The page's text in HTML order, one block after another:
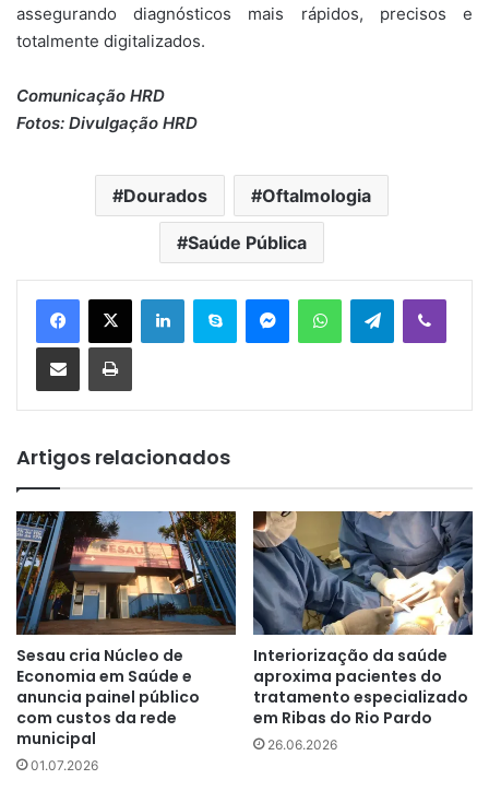
assegurando diagnósticos mais rápidos, precisos e
totalmente digitalizados.
Comunicação HRD
Fotos: Divulgação HRD
Dourados Oftalmologia
Saúde Pública
Telegram
Artigos relacionados
Sesau cria Núcleo de
Economia em Saúde e
anuncia painel público
com custos da rede
municipal
01.07.2026
Interiorização da saúde
aproxima pacientes do
tratamento especializado
em Ribas do Rio Pardo
26.06.2026